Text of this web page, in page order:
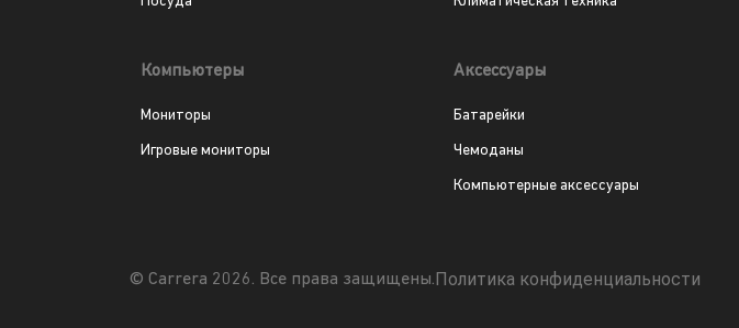
Компьютеры
Мониторы
Игровые мониторы
Аксессуары
Батарейки
Чемоданы
Компьютерные аксессуары
© Carrera 2026. Все права защищены.Политика конфиденциальности